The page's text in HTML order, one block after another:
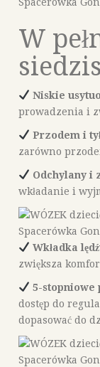
W
Niskie
prowadzenia i
Przodem i
zarówno
Odchylany i
wkładanie i
Wkładka
zwiększa
5-stopniowe
dostęp do
dopasować do